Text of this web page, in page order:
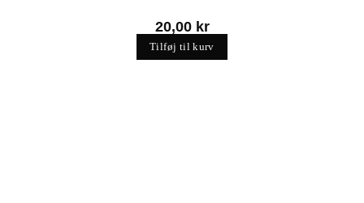
20,00 kr
Tilføj til kurv